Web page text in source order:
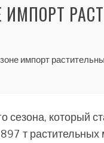
ИМПОРТ
импорт
сезона, который
т растительных